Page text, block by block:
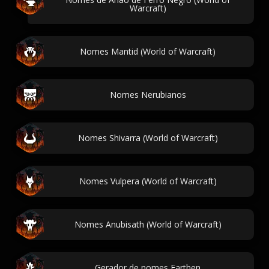
Warcraft)
Nomes Mantid (World of Warcraft)
Nomes Nerubianos
Nomes Shivarra (World of Warcraft)
Nomes Vulpera (World of Warcraft)
Nomes Anubisath (World of Warcraft)